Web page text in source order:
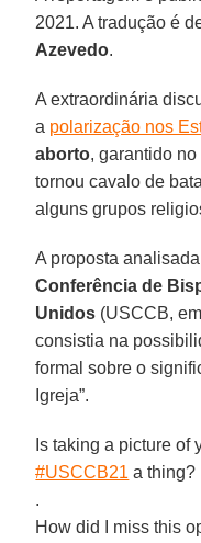
2021. A tradução é
Azevedo.
A extraordinária
a polarização nos
aborto, garantido
tornou cavalo de
alguns grupos
A proposta
Conferência de
Unidos (USCCB,
consistia na
formal sobre o
Igreja”.
Is taking a picture of
#USCCB21 a thing?
.
How did I miss this